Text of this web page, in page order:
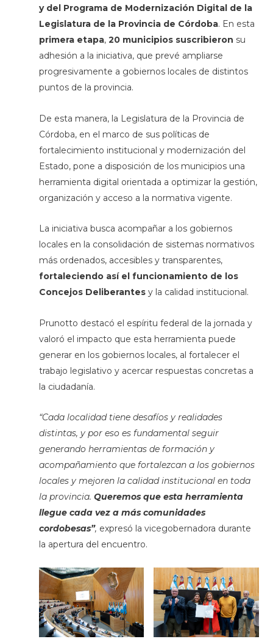
y del Programa de Modernización Digital de la
Legislatura de la Provincia de Córdoba. En esta
primera etapa, 20 municipios suscribieron su
adhesión a la iniciativa, que prevé ampliarse
progresivamente a gobiernos locales de distintos
puntos de la provincia.
De esta manera, la Legislatura de la Provincia de
Córdoba, en el marco de sus políticas de
fortalecimiento institucional y modernización del
Estado, pone a disposición de los municipios una
herramienta digital orientada a optimizar la gestión,
organización y acceso a la normativa vigente.
La iniciativa busca acompañar a los gobiernos
locales en la consolidación de sistemas normativos
más ordenados, accesibles y transparentes,
fortaleciendo así el funcionamiento de los
Concejos Deliberantes y la calidad institucional.
Prunotto destacó el espíritu federal de la jornada y
valoró el impacto que esta herramienta puede
generar en los gobiernos locales, al fortalecer el
trabajo legislativo y acercar respuestas concretas a
la ciudadanía.
“Cada localidad tiene desafíos y realidades
distintas, y por eso es fundamental seguir
generando herramientas de formación y
acompañamiento que fortalezcan a los gobiernos
locales y mejoren la calidad institucional en toda
la provincia. Queremos que esta herramienta
llegue cada vez a más comunidades
cordobesas”, expresó la vicegobernadora durante
la apertura del encuentro.